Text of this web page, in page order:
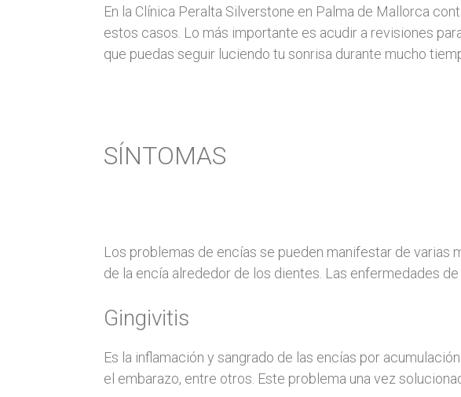
En la Clínica Peralta Silverstone en Palma de Mallorca
estos casos. Lo más importante es acudir a revisiones
que puedas seguir luciendo tu sonrisa durante mucho
SÍNTOMAS
Los problemas de encías se pueden manifestar de varias
de la encía alrededor de los dientes. Las enfermedades
Gingivitis
Es la inflamación y sangrado de las encías por
el embarazo, entre otros. Este problema una vez